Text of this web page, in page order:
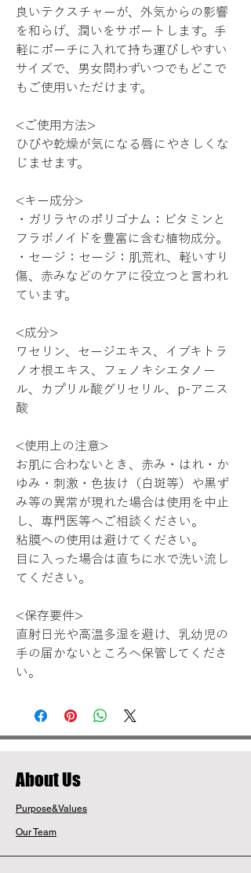
良いテクスチャーが、外気からの影響
を和らげ、潤いをサポートします。手
軽にポーチに入れて持ち運びしやすい
サイズで、男女問わずいつでもどこで
もご使用いただけます。
<ご使用方法>
ひびや乾燥が気になる唇にやさしくな
じませます。
<キー成分>
・ガリラヤのポリゴナム：ビタミンと
フラボノイドを豊富に含む植物成分。
・セージ：セージ：肌荒れ、軽いすり
傷、赤みなどのケアに役立つと言われ
ています。
<成分>
ワセリン、セージエキス、イブキトラ
ノオ根エキス、フェノキシエタノー
ル、カプリル酸グリセリル、p-アニス
酸
<使用上の注意>
お肌に合わないとき、赤み・はれ・か
ゆみ・刺激・色抜け（白斑等）や黒ず
み等の異常が現れた場合は使用を中止
し、専門医等へご相談ください。
粘膜への使用は避けてください。
目に入った場合は直ちに水で洗い流し
てください。
<保存要件>
直射日光や高温多湿を避け、乳幼児の
手の届かないところへ保管してくださ
い。
​About Us
Purpose&Values
Our Team